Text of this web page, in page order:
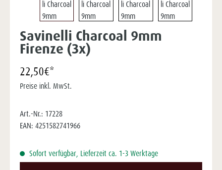
Savinelli Charcoal 9mm
Firenze (3x)
22,50€*
Preise inkl. MwSt.
Art.-Nr.: 17228
EAN: 4251582741966
Sofort verfügbar, Lieferzeit ca. 1-3 Werktage